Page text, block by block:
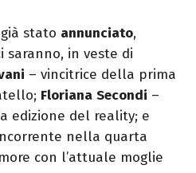
stato annunciato,
saranno, in veste di
– vincitrice della prima
Floriana Secondi –
edizione del reality; e
nella quarta
con l’attuale moglie